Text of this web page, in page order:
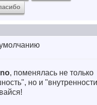
, поменялась не только
но и